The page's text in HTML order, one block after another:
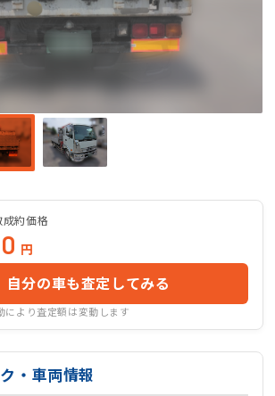
成約価格
円
自分の車も査定してみる
より査定額は変動します
・車両情報